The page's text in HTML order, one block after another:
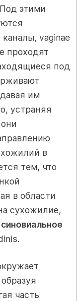
этими
vaginae
проходят
под
им
устраняя
в
тем, что
в области
сухожилие,
синовиальное
часть